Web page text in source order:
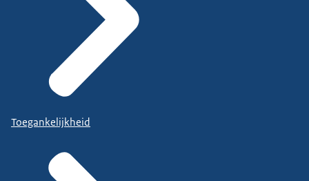
Toegankelijkheid